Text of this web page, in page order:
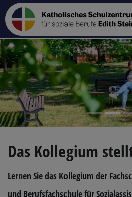
zurück
Das Kollegium
Lernen Sie das Kollegium der
und Berufsfachschule für